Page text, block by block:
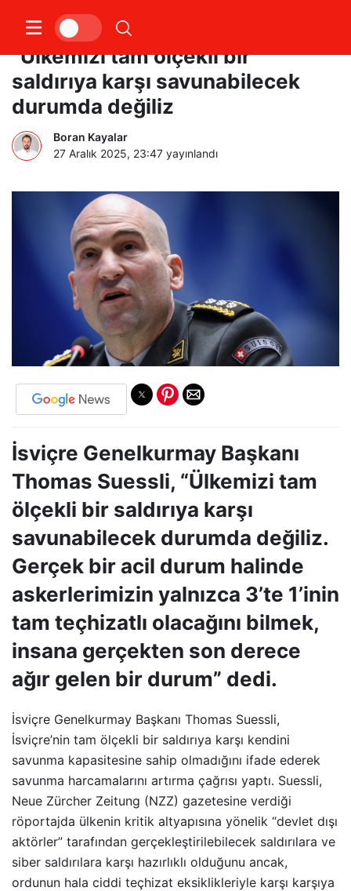
İsviçre Genelkurmay Başkanı:
“Ülkemizi tam ölçekli bir
saldırıya karşı savunabilecek
durumda değiliz
Boran Kayalar
27 Aralık 2025, 23:47 yayınlandı
İsviçre Genelkurmay Başkanı
Thomas Suessli, “Ülkemizi tam
ölçekli bir saldırıya karşı
savunabilecek durumda değiliz.
Gerçek bir acil durum halinde
askerlerimizin yalnızca 3’te 1’inin
tam teçhizatlı olacağını bilmek,
insana gerçekten son derece
ağır gelen bir durum” dedi.
İsviçre Genelkurmay Başkanı Thomas Suessli,
İsviçre’nin tam ölçekli bir saldırıya karşı kendini
savunma kapasitesine sahip olmadığını ifade ederek
savunma harcamalarını artırma çağrısı yaptı. Suessli,
Neue Zürcher Zeitung (NZZ) gazetesine verdiği
röportajda ülkenin kritik altyapısına yönelik “devlet dışı
aktörler” tarafından gerçekleştirilebilecek saldırılara ve
siber saldırılara karşı hazırlıklı olduğunu ancak,
ordunun hala ciddi teçhizat eksiklikleriyle karşı karşıya